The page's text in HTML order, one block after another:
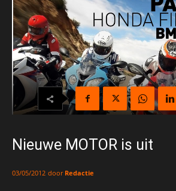
Nieuwe MOTOR is uit
03/05/2012 door Redactie